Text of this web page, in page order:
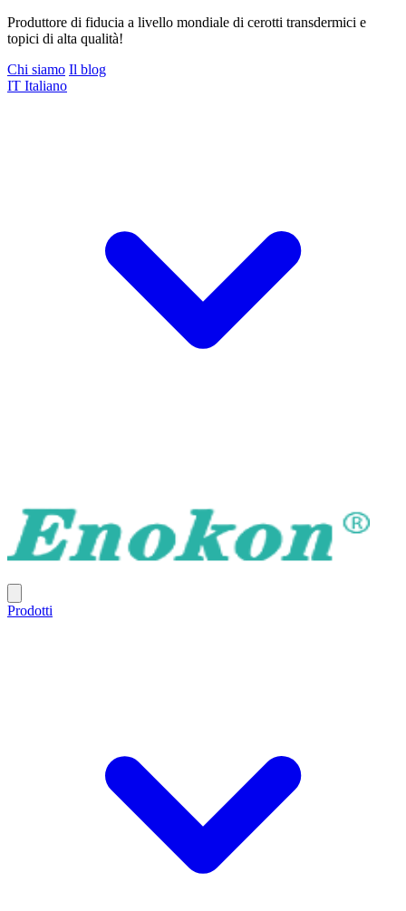
Produttore di fiducia a livello mondiale di cerotti transdermici e
topici di alta qualità!
Chi siamo Il blog
IT Italiano
Prodotti